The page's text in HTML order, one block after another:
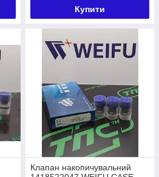
Купити
Клапан накопичувальний